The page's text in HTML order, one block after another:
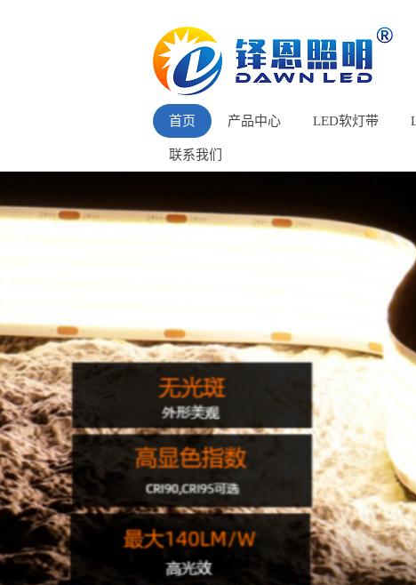
首页 产品中心
苏州LED霓虹灯带
苏州LED平板灯
LED软灯带
苏州RGB/RGBW/RGBCW
苏州COB白光流水系列
苏州双色温调光系列
苏州橱柜灯窄板系列
苏州IP67挤出防水系列
联系我们